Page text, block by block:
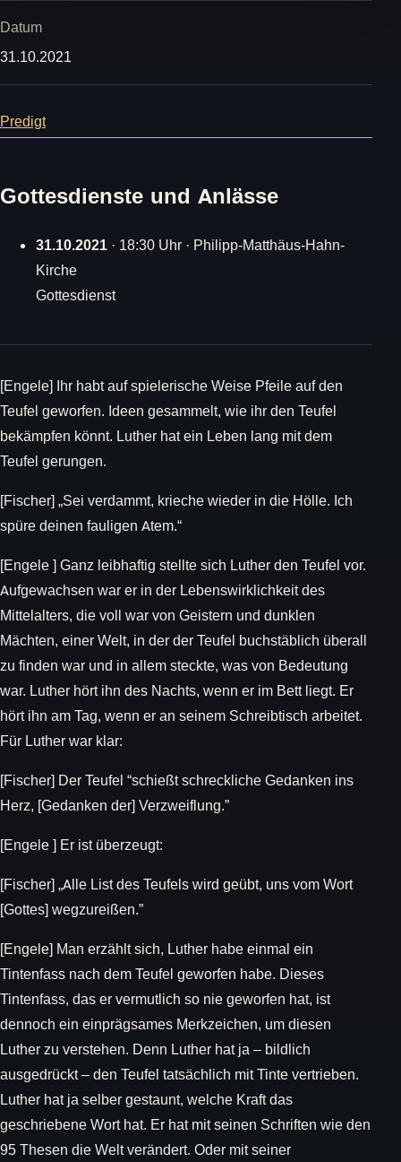
Datum
31.10.2021
Predigt
Gottesdienste und Anlässe
31.10.2021 · 18:30 Uhr · Philipp-Matthäus-Hahn-
Kirche
Gottesdienst
[Engele] Ihr habt auf spielerische Weise Pfeile auf den
Teufel geworfen. Ideen gesammelt, wie ihr den Teufel
bekämpfen könnt. Luther hat ein Leben lang mit dem
Teufel gerungen.
[Fischer] „Sei verdammt, krieche wieder in die Hölle. Ich
spüre deinen fauligen Atem.“
[Engele ] Ganz leibhaftig stellte sich Luther den Teufel vor.
Aufgewachsen war er in der Lebenswirklichkeit des
Mittelalters, die voll war von Geistern und dunklen
Mächten, einer Welt, in der der Teufel buchstäblich überall
zu finden war und in allem steckte, was von Bedeutung
war. Luther hört ihn des Nachts, wenn er im Bett liegt. Er
hört ihn am Tag, wenn er an seinem Schreibtisch arbeitet.
Für Luther war klar:
[Fischer] Der Teufel “schießt schreckliche Gedanken ins
Herz, [Gedanken der] Verzweiflung.”
[Engele ] Er ist überzeugt:
[Fischer] „Alle List des Teufels wird geübt, uns vom Wort
[Gottes] wegzureißen.”
[Engele] Man erzählt sich, Luther habe einmal ein
Tintenfass nach dem Teufel geworfen habe. Dieses
Tintenfass, das er vermutlich so nie geworfen hat, ist
dennoch ein einprägsames Merkzeichen, um diesen
Luther zu verstehen. Denn Luther hat ja – bildlich
ausgedrückt – den Teufel tatsächlich mit Tinte vertrieben.
Luther hat ja selber gestaunt, welche Kraft das
geschriebene Wort hat. Er hat mit seinen Schriften wie den
95 Thesen die Welt verändert. Oder mit seiner